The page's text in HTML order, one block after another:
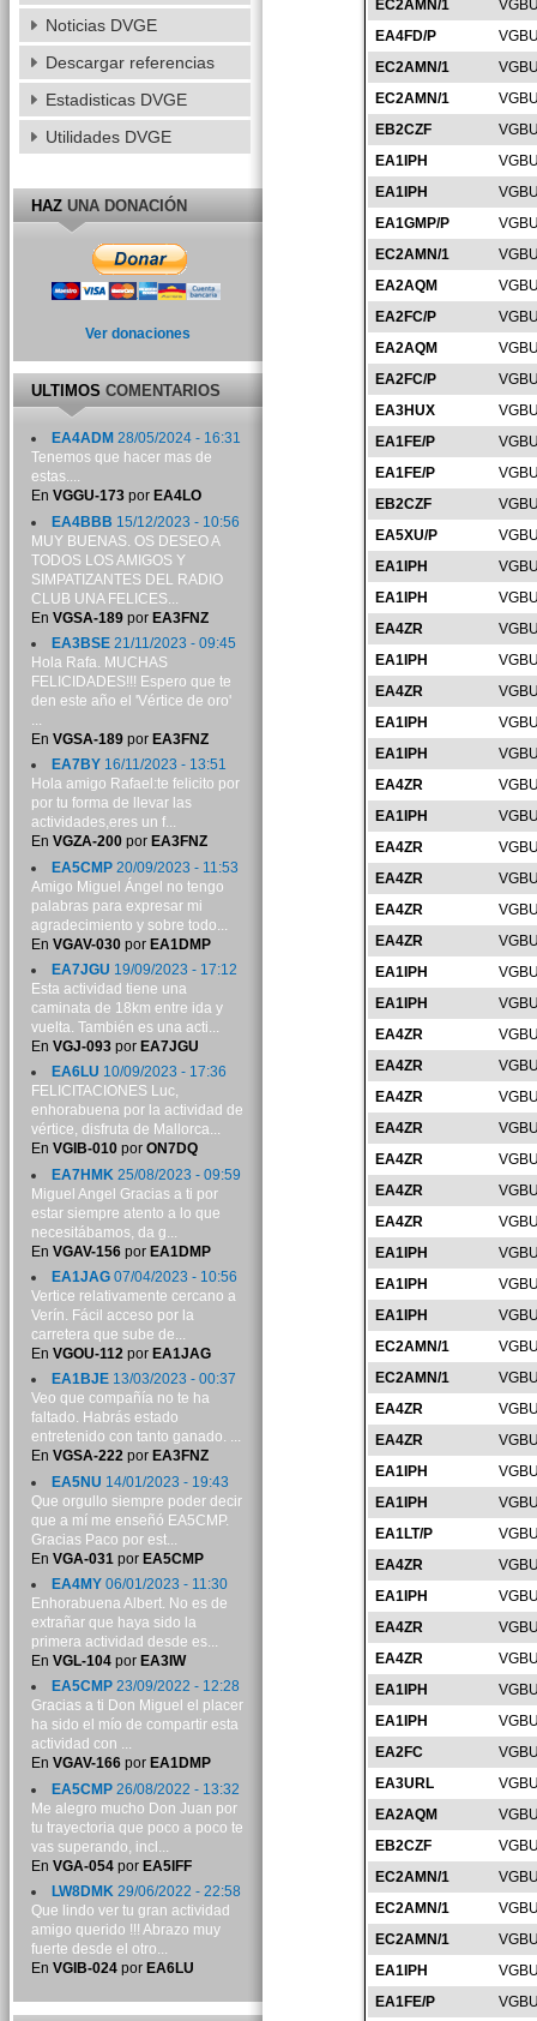
EC2AMN/1
EA4FD/P
EC2AMN/1
EC2AMN/1
EB2CZF
EA1IPH
EA1IPH
EA1GMP/P
EC2AMN/1
EA2AQM
EA2FC/P
EA2AQM
EA2FC/P
EA3HUX
EA1FE/P
EA1FE/P
EB2CZF
EA5XU/P
EA1IPH
EA1IPH
EA4ZR
EA1IPH
EA4ZR
EA1IPH
EA1IPH
EA4ZR
EA1IPH
EA4ZR
EA4ZR
EA4ZR
EA4ZR
EA1IPH
EA1IPH
EA4ZR
EA4ZR
EA4ZR
EA4ZR
EA4ZR
EA4ZR
EA4ZR
EA1IPH
EA1IPH
EA1IPH
EC2AMN/1
EC2AMN/1
EA4ZR
EA4ZR
EA1IPH
EA1IPH
EA1LT/P
EA4ZR
EA1IPH
EA4ZR
EA4ZR
EA1IPH
EA1IPH
EA2FC
EA3URL
EA2AQM
EB2CZF
EC2AMN/1
EC2AMN/1
EC2AMN/1
EA1IPH
EA1FE/P
Noticias DVGE
Descargar referencias
Estadisticas DVGE
Utilidades DVGE
HAZUNA DONACIÓN
Ver donaciones
ULTIMOSCOMENTARIOS
EA4ADM 28/05/2024 - 16:31
Tenemos que hacer mas de
estas....
En VGGU-173por EA4LO
EA4BBB 15/12/2023 - 10:56
MUY BUENAS. OS DESEO A
TODOS LOS AMIGOS Y
SIMPATIZANTES DEL RADIO
CLUB UNA FELICES...
En VGSA-189por EA3FNZ
EA3BSE21/11/2023 - 09:45
Hola Rafa. MUCHAS
FELICIDADES!!! Espero que te
den este año el 'Vértice de oro'
...
En VGSA-189por EA3FNZ
EA7BY16/11/2023 - 13:51
Hola amigo Rafael:te felicito por
por tu forma de llevar las
actividades,eres un f...
En VGZA-200por EA3FNZ
EA5CMP20/09/2023 - 11:53
Amigo Miguel Ángel no tengo
palabras para expresar mi
agradecimiento y sobre todo...
En VGAV-030por EA1DMP
EA7JGU 19/09/2023 - 17:12
Esta actividad tiene una
caminata de 18km entre ida y
vuelta. También es una acti...
En VGJ-093por EA7JGU
EA6LU 10/09/2023 - 17:36
FELICITACIONES Luc,
enhorabuena por la actividad de
vértice, disfruta de Mallorca...
En VGIB-010por ON7DQ
EA7HMK 25/08/2023 - 09:59
Miguel Angel Gracias a ti por
estar siempre atento a lo que
necesitábamos, da g...
En VGAV-156por EA1DMP
EA1JAG07/04/2023 - 10:56
Vertice relativamente cercano a
Verín. Fácil acceso por la
carretera que sube de...
En VGOU-112por EA1JAG
EA1BJE13/03/2023 - 00:37
Veo que compañía no te ha
faltado. Habrás estado
entretenido con tanto ganado. ...
En VGSA-222por EA3FNZ
EA5NU 14/01/2023 - 19:43
Que orgullo siempre poder decir
que a mí me enseñó EA5CMP.
Gracias Paco por est...
En VGA-031 por EA5CMP
EA4MY06/01/2023 - 11:30
Enhorabuena Albert. No es de
extrañar que haya sido la
primera actividad desde es...
En VGL-104por EA3IW
EA5CMP23/09/2022 - 12:28
Gracias a ti Don Miguel el placer
ha sido el mío de compartir esta
actividad con ...
En VGAV-166por EA1DMP
EA5CMP26/08/2022 - 13:32
Me alegro mucho Don Juan por
tu trayectoria que poco a poco te
vas superando, incl...
En VGA-054por EA5IFF
LW8DMK29/06/2022 - 22:58
Que lindo ver tu gran actividad
amigo querido !!! Abrazo muy
fuerte desde el otro...
En VGIB-024por EA6LU